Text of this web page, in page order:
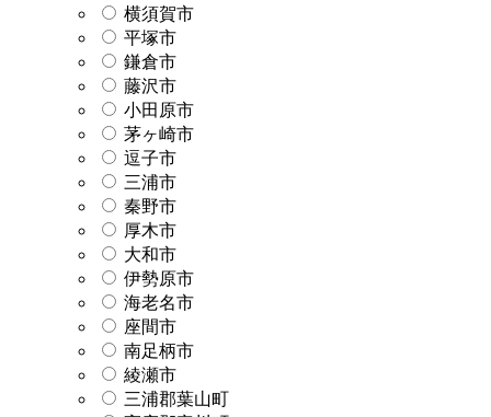
横須賀市
平塚市
鎌倉市
藤沢市
小田原市
茅ヶ崎市
逗子市
三浦市
秦野市
厚木市
大和市
伊勢原市
海老名市
座間市
南足柄市
綾瀬市
三浦郡葉山町